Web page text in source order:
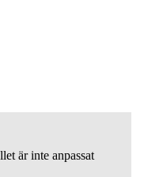
är inte anpassat